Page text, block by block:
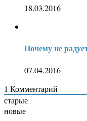
18.03.2016
Почему не
07.04.2016
1 Комментарий
старые
новые